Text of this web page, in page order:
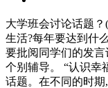
大学班会讨论话题
生活?每年要达到什
要批阅同学们的发
个别辅导。 “认识幸
话题。在不同的时期